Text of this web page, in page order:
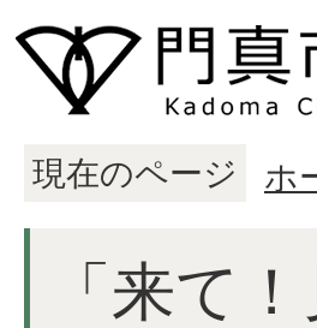
現在のページ ホ
「来て